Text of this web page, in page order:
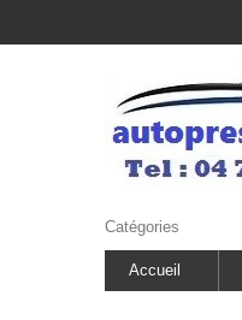
Catégories
Accueil